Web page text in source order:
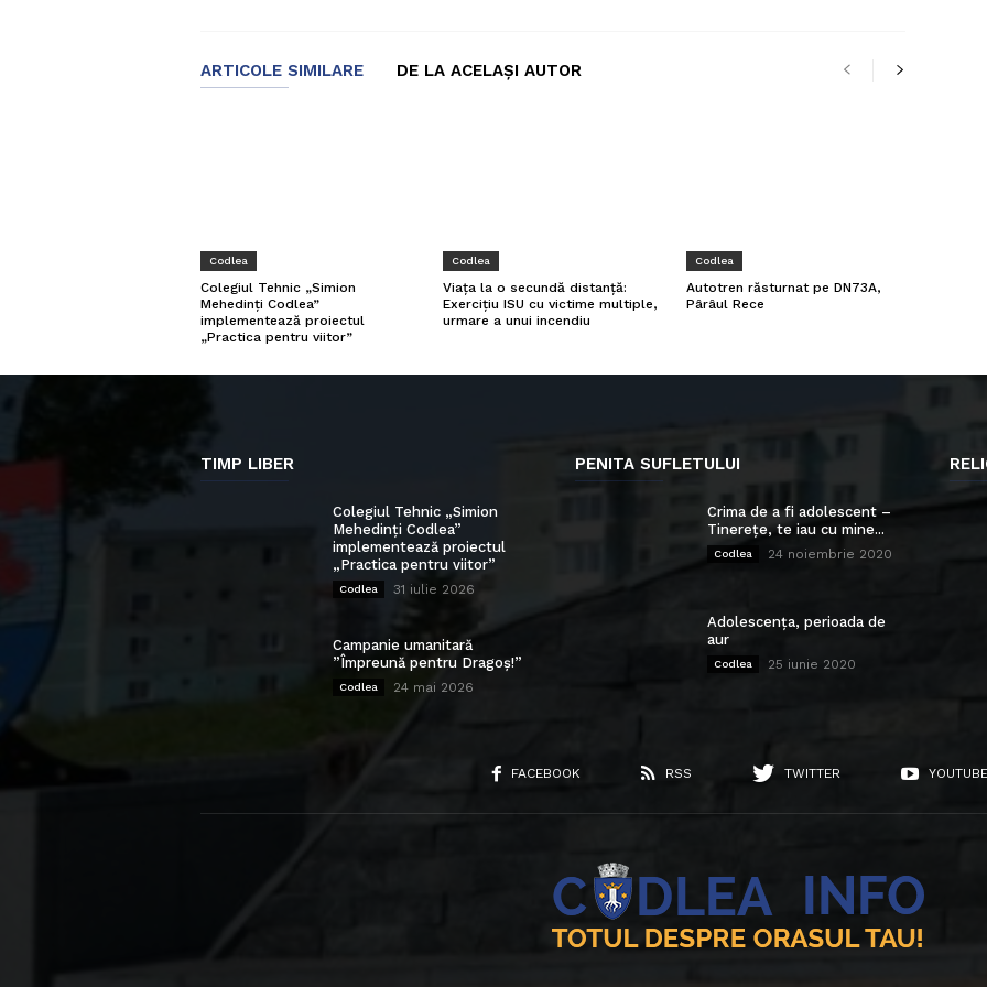
ARTICOLE SIMILARE DE LA ACELAȘI AUTOR
Codlea
Colegiul Tehnic „Simion
Mehedinți Codlea”
implementează proiectul
„Practica pentru viitor”
Codlea
Viața la o secundă distanță:
Exercițiu ISU cu victime multiple,
urmare a unui incendiu
Codlea
Autotren răsturnat pe DN73A,
Pârâul Rece
TIMP LIBER
Colegiul Tehnic „Simion
Mehedinți Codlea”
implementează proiectul
„Practica pentru viitor”
Codlea 31 iulie 2026
Campanie umanitară
”Împreună pentru Dragoș!”
Codlea 24 mai 2026
PENITA SUFLETULUI
Crima de a fi adolescent –
Tinerețe, te iau cu mine...
Codlea 24 noiembrie 2020
Adolescența, perioada de
aur
Codlea 25 iunie 2020
FACEBOOK RSS TWITTER YOUTUBE